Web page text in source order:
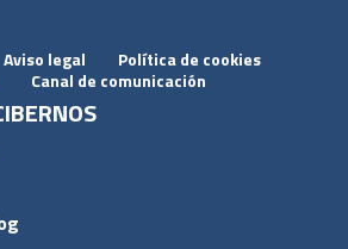
Aviso legal
Política de cookies
Canal de comunicación